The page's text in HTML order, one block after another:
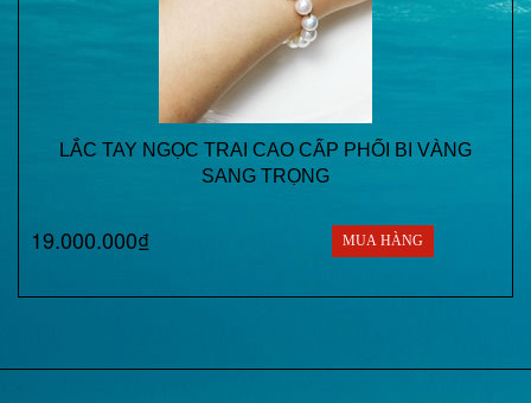
LẮC TAY NGỌC TRAI CAO CẤP PHỐI BI VÀNG
SANG TRỌNG
19.000.000₫ MUA HÀNG